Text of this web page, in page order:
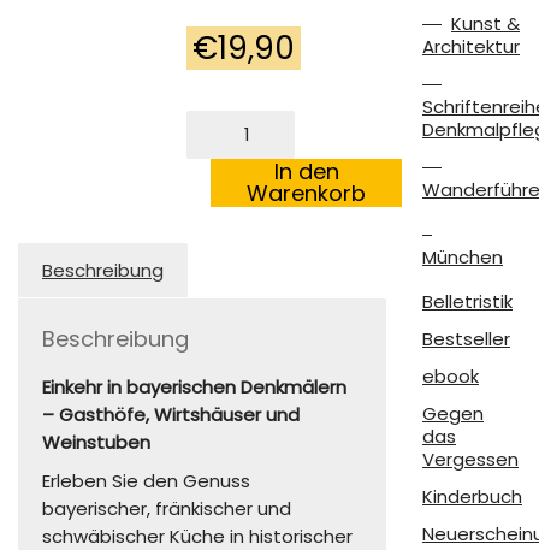
€19,90
Geschichte.In den
Warenkorb
Beschreibung
Beschreibung
Einkehr in bayerischen Denkmälern
– Gasthöfe, Wirtshäuser und
Weinstuben
Erleben Sie den Genuss
bayerischer, fränkischer und
schwäbischer Küche in historischer
Kunst &
Architektur
München
Belletristik
Bestseller
ebook
Gegen
das
Vergessen
Kinderbuch